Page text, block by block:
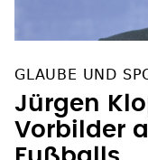
GLAUBE UND
Jürgen
Vorbilder